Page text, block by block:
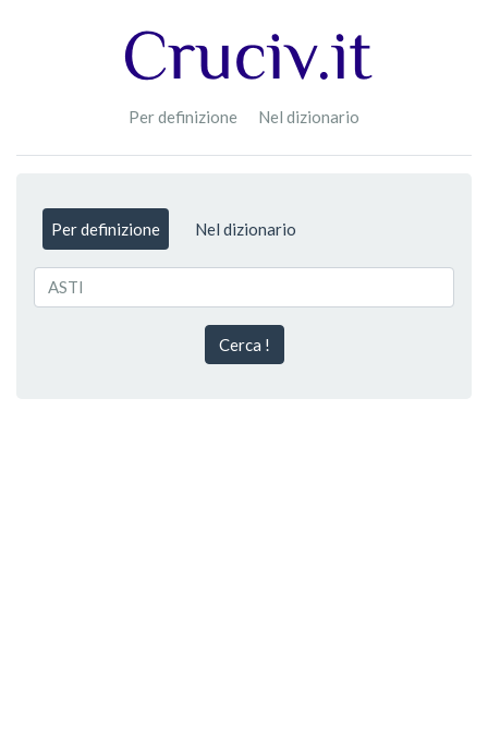
Per definizione Nel dizionario
Per definizione Nel dizionario
Cerca !